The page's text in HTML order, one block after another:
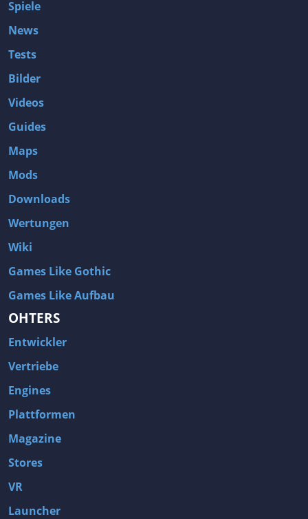
Spiele
News
Tests
Bilder
Videos
Guides
Maps
Mods
Downloads
Wertungen
Wiki
Games Like Gothic
Games Like Aufbau
OHTERS
Entwickler
Vertriebe
Engines
Plattformen
Magazine
Stores
VR
Launcher